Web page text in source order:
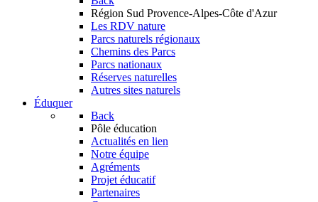
Région Sud Provence-Alpes-Côte d'Azur
Les RDV nature
Parcs naturels régionaux
Chemins des Parcs
Parcs nationaux
Réserves naturelles
Autres sites naturels
Éduquer
Back
Pôle éducation
Actualités en lien
Notre équipe
Agréments
Projet éducatif
Partenaires